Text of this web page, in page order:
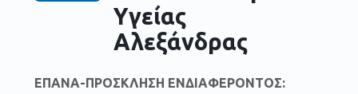
Υγείας
Αλεξάνδρας
ΕΠΑΝΑ-ΠΡΟΣΚΛΗΣΗ ΕΝΔΙΑΦΕΡΟΝΤΟΣ: